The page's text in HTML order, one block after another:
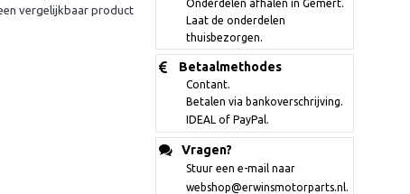
Onderdelen afhalen in Gemert.
Laat de onderdelen
thuisbezorgen.
Betaalmethodes
Contant.
Betalen via bankoverschrijving.
IDEAL of PayPal.
Vragen?
Stuur een e-mail naar
webshop@erwinsmotorparts.nl.
vergelijkbaar product